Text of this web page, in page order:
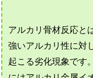
アルカリ骨材反応と
強いアルカリ性に対
起こる劣化現象です